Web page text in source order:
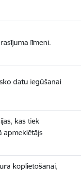
līmeni.
datu iegūšanai
kas tiek
apmeklētājs
koplietošanai,